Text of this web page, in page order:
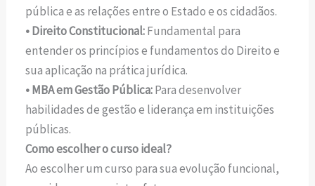
pública e as relações entre o Estado e os cidadãos.
• Direito Constitucional:Fundamental para
entender os princípios e fundamentos do Direito e
sua aplicação na prática jurídica.
• MBA em Gestão Pública:Para desenvolver
habilidades de gestão e liderança em instituições
públicas.
Como escolher o curso ideal?
Ao escolher um curso para sua evolução funcional,